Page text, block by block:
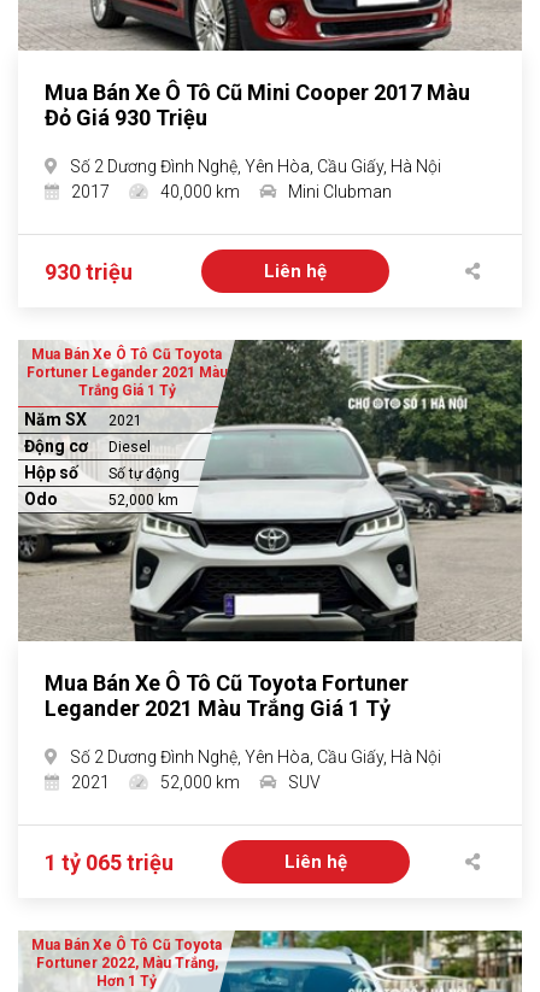
Mua Bán Xe Ô Tô Cũ Mini Cooper 2017 Màu
Đỏ Giá 930 Triệu
Số 2 Dương Đình Nghệ, Yên Hòa, Cầu Giấy, Hà Nội
2017
40,000 km Mini Clubman
930 triệu Liên hệ
Mua Bán Xe Ô Tô Cũ Toyota
Fortuner Legander 2021 Màu
Trắng Giá 1 Tỷ
Năm SX 2021
Động cơ Diesel
Hộp số Số tự động
Odo 52,000 km
Mua Bán Xe Ô Tô Cũ Toyota Fortuner
Legander 2021 Màu Trắng Giá 1 Tỷ
Số 2 Dương Đình Nghệ, Yên Hòa, Cầu Giấy, Hà Nội
2021
52,000 km SUV
1 tỷ 065 triệu Liên hệ
Mua Bán Xe Ô Tô Cũ Toyota
Fortuner 2022, Màu Trắng,
Hơn 1 Tỷ